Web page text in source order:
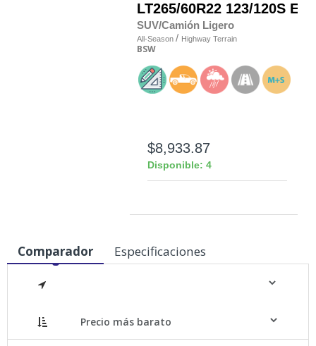
LT265/60R22 123/120S E
SUV/Camión Ligero
All-Season / Highway Terrain
BSW
$8,933.87
Disponible: 4
Comparador Especificaciones